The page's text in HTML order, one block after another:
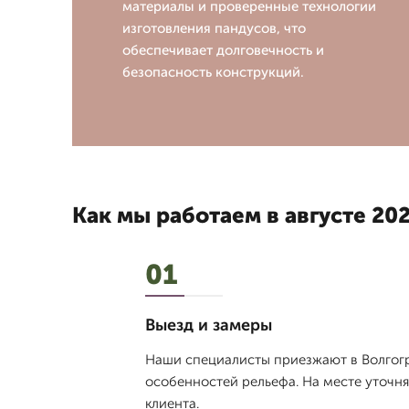
материалы и проверенные технологии
изготовления пандусов, что
обеспечивает долговечность и
безопасность конструкций.
Как мы работаем в августе
01
Выезд и замеры
Наши специалисты приезжают в
особенностей рельефа. На месте
клиента.